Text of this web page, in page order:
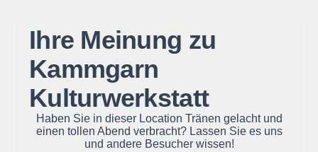
Ihre Meinung zu
Kammgarn
Kulturwerkstatt
Haben Sie in dieser Location Tränen gelacht und
einen tollen Abend verbracht? Lassen Sie es uns
und andere Besucher wissen!